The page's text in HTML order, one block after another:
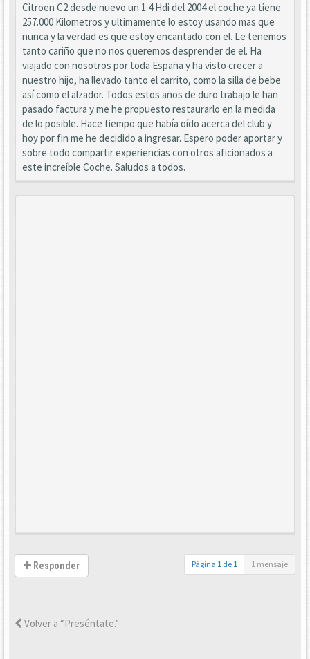
Citroen C2 desde nuevo un 1.4 Hdi del 2004 el coche ya tiene
257.000 Kilometros y ultimamente lo estoy usando mas que
nunca y la verdad es que estoy encantado con el. Le tenemos
tanto cariño que no nos queremos desprender de el. Ha
viajado con nosotros por toda España y ha visto crecer a
nuestro hijo, ha llevado tanto el carrito, como la silla de bebe
así como el alzador. Todos estos años de duro trabajo le han
pasado factura y me he propuesto restaurarlo en la medida
de lo posible. Hace tiempo que había oído acerca del club y
hoy por fin me he decidido a ingresar. Espero poder aportar y
sobre todo compartir experiencias con otros aficionados a
este increíble Coche. Saludos a todos.
Responder Página 1 de 1 1 mensaje
Volver a “Preséntate.”